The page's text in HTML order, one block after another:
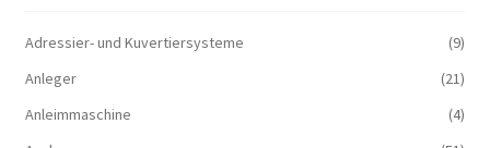
Adressier- und Kuvertiersysteme
(9)
Anleger
(21)
Anleimmaschine
(4)